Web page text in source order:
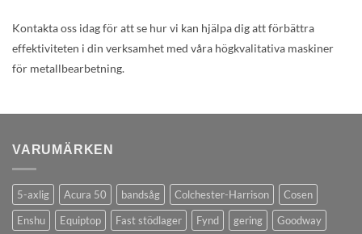
Kontakta oss idag för att se hur vi kan hjälpa dig att förbättra
effektiviteten i din verksamhet med våra högkvalitativa maskiner
för metallbearbetning.
VARUMÄRKEN
5-axlig Acura 50 bandsåg Colchester-Harrison
Cosen
Enshu
Equiptop Fast stödlager Fynd gering
Goodway